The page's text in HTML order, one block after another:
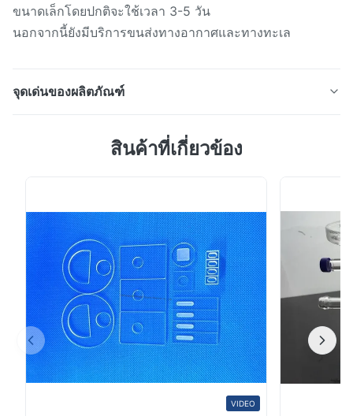
ขนาดเล็กโดยปกติจะใช้เวลา 3-5 วัน
นอกจากนี้ยังมีบริการขนส่งทางอากาศและทางทะเล
จุดเด่นของผลิตภัณฑ์
แผ่นควอตซ์: 1.Translucence Quartz Glass ความหนา 0.3-
คุณภาพพื้นผิว: 40/20 60/40 6. การส่งผ่าน> 90% 7. รูป
ทรงสี่เหลี่ยมจัตุรัสวงกลมสามารถกำหนด...
สินค้าที่เกี่ยวข้อง
VIDEO